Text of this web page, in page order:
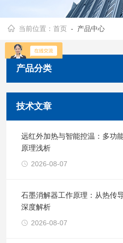
当前位置：首页 - 产品中心
产品分类
技术文章
远红外加热与智能控温：多功
原理浅析
2026-08-07
石墨消解器工作原理：从热传
深度解析
2026-08-07